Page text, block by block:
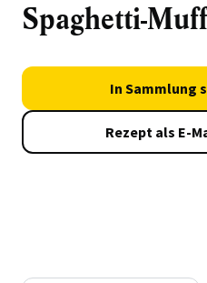
Spaghetti-
In Sammlung
Rezept als E-